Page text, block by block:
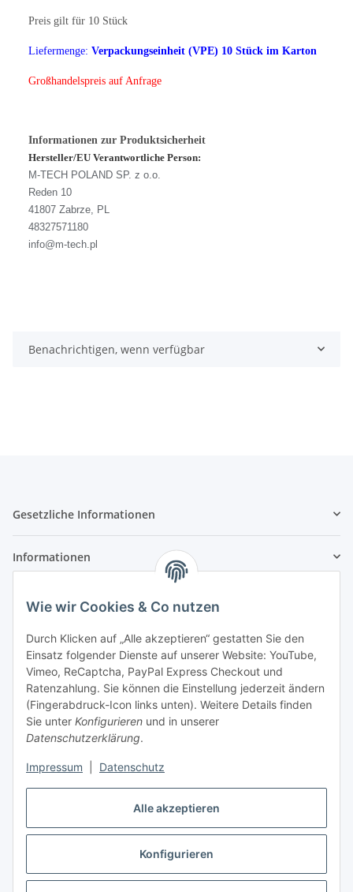
Alle akzeptieren
Konfigurieren
Wie wir Cookies & Co nutzen
Durch Klicken auf „Alle akzeptieren“ gestatten Sie den
Einsatz folgender Dienste auf unserer Website: YouTube,
Vimeo, ReCaptcha, PayPal Express Checkout und
Ratenzahlung. Sie können die Einstellung jederzeit ändern
(Fingerabdruck-Icon links unten). Weitere Details finden
Sie unter Konfigurieren und in unserer
Datenschutzerklärung.
Impressum Datenschutz
Preis gilt für 10 Stück
Liefermenge: Verpackungseinheit (VPE) 10 Stück im Karton
Großhandelspreis auf Anfrage
Informationen zur Produktsicherheit
Hersteller/EU Verantwortliche Person:
M-TECH POLAND SP. z o.o.
Reden 10
41807 Zabrze, PL
48327571180
info@m-tech.pl
Benachrichtigen, wenn verfügbar
Gesetzliche Informationen
Informationen
Adresse
Anita Schlifke
07639 Bad Klosterlausnitz
Telefon:03660191509
Vertrag widerrufen
* Alle Preise inkl. gesetzlicher USt., zzgl.Versand